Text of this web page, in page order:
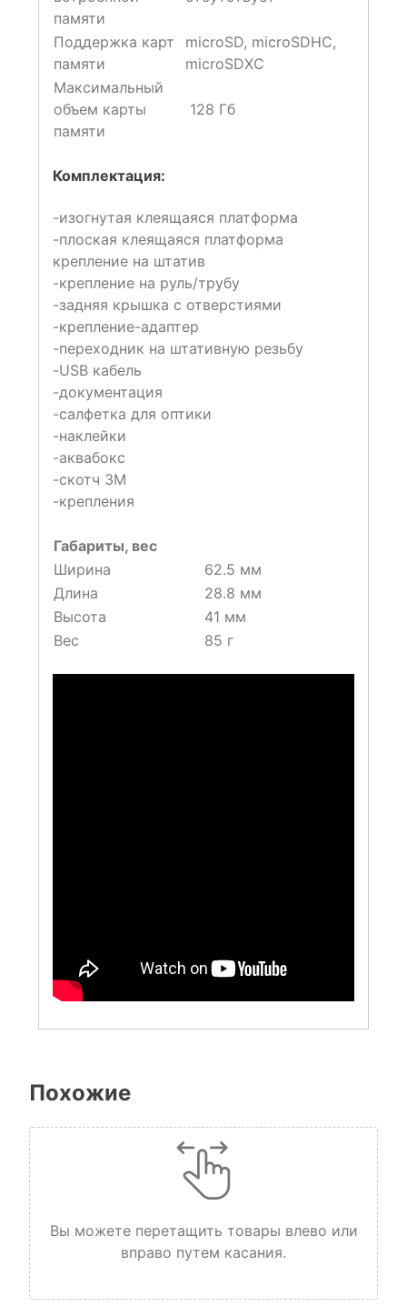
памяти
Поддержка карт
памяти
microSD, microSDHC,
microSDXC
Максимальный
объем карты
памяти
128 Гб
Комплектация:
-изогнутая клеящаяся платформа
-плоская клеящаяся платформа
крепление на штатив
-крепление на руль/трубу
-задняя крышка с отверстиями
-крепление-адаптер
-переходник на штативную резьбу
-USB кабель
-документация
-салфетка для оптики
-наклейки
-аквабокс
-скотч 3М
-крепления
Габариты, вес
Ширина
62.5 мм
Длина
28.8 мм
Высота
41 мм
Вес
85 г
Похожие
Вы можете перетащить товары влево или
вправо путем касания.